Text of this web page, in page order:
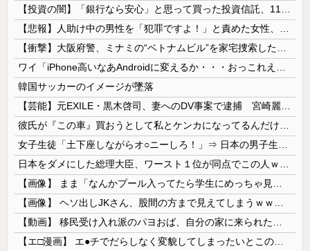
韓国サッカーのイメージが墜落